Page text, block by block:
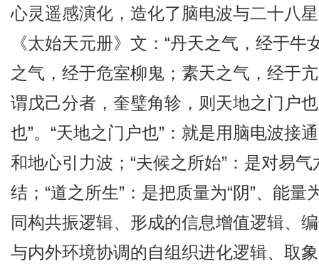
心灵遥感演化，造化了脑电波与二十八
《太始天元册》文：“丹天之气，经于
之气，经于危室柳鬼；素天之气，经于
谓戊己分者，奎璧角轸，则天地之门户
也”。“天地之门户也”：就是用脑电波接
和地心引力波；“夫候之所始”：是对易
结；“道之所生”：是把质量为“阴”、能
同构共振逻辑、形成的信息增值逻辑、
与内外环境协调的自组织进化逻辑、取